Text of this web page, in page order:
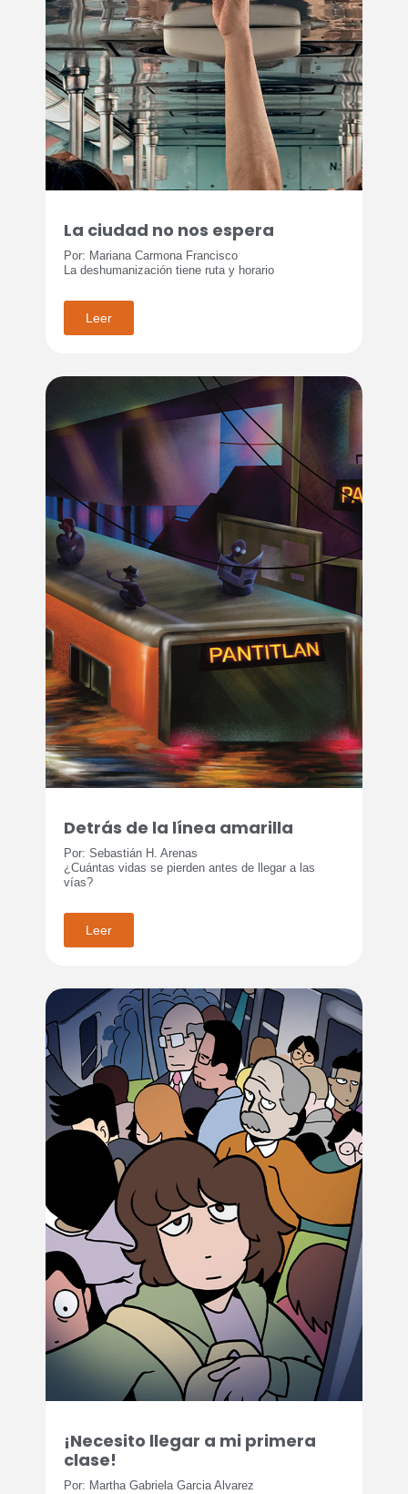
La ciudad no nos espera
Por: Mariana Carmona Francisco
La deshumanización tiene ruta y horario
Leer
Detrás de la línea amarilla
Por: Sebastián H. Arenas
¿Cuántas vidas se pierden antes de llegar a las
vías?
Leer
¡Necesito llegar a mi primera
clase!
Por: Martha Gabriela Garcia Alvarez